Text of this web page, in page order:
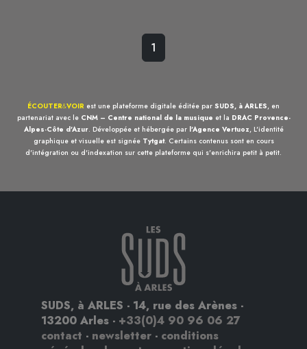
1
ÉCOUTER&VOIR est une plateforme digitale éditée par SUDS, à ARLES, en
partenariat avec le CNM – Centre national de la musique et la DRAC Provence-
Alpes-Côte d'Azur. Développée et hébergée par l'Agence Vertuoz, L'identité
graphique et visuelle est signée Tytgat. Certains contenus sont en cours
d'intégration ou d'indexation sur cette plateforme qui s'enrichira petit à petit.
SUDS, à ARLES - 14, rue des Arènes -
13200 Arles - +33(0)4 90 96 06 27
contact - newsletter - conditions